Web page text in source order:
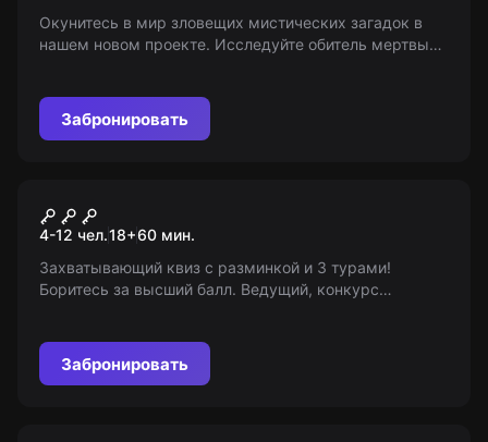
Окунитесь в мир зловещих мистических загадок в
нашем новом проекте. Исследуйте обитель мертвых
16+. Помни, ты всего лишь игрок...
Забронировать
60 секунд
4-12 чел.18+60 мин.
Захватывающий квиз с разминкой и 3 турами!
Боритесь за высший балл. Ведущий, конкурс
Забронировать